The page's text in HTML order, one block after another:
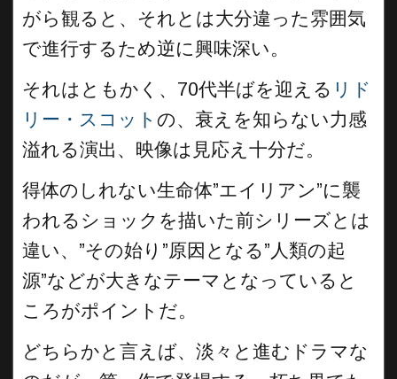
がら観ると、それとは大分違った雰囲気
で進行するため逆に興味深い。
それはともかく、70代半ばを迎える リド
リー・スコット の、衰えを知らない力感
溢れる演出、映像は見応え十分だ。
得体のしれない生命体”エイリアン”に襲
われるショックを描いた前シリーズとは
違い、”その始り”原因となる”人類の起
源”などが大きなテーマとなっていると
ころがポイントだ。
どちらかと言えば、淡々と進むドラマな